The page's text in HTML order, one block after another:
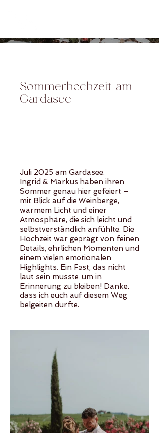
Sommerhochzeit am
Gardasee
Juli 2025 am Gardasee.
Ingrid & Markus haben ihren
Sommer genau hier gefeiert –
mit Blick auf die Weinberge,
warmem Licht und einer
Atmosphäre, die sich leicht und
selbstverständlich anfühlte. Die
Hochzeit war geprägt von feinen
Details, ehrlichen Momenten und
einem vielen emotionalen
Highlights. Ein Fest, das nicht
laut sein musste, um in
Erinnerung zu bleiben! Danke,
dass ich euch auf diesem Weg
belgeiten durfte.